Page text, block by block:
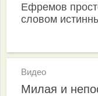
Ефремов
словом
Видео
Милая и